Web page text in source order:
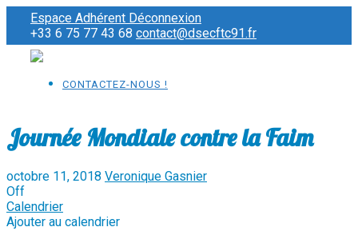
Espace Adhérent Déconnexion
+33 6 75 77 43 68 contact@dsecftc91.fr
CONTACTEZ-NOUS !
Journée Mondiale contre la Faim
octobre 11, 2018 Veronique Gasnier
Off
Calendrier
Ajouter au calendrier